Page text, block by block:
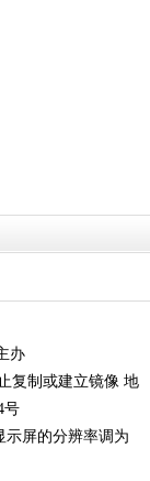
主办
复制或建立镜像 地
号
示屏的分辨率调为